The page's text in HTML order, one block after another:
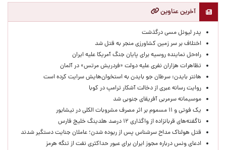
آخرین عناوین
پدر لیونل مسی درگذشت
اختلاف بر سر زمین کشاورزی منجر به قتل شد
راه‌حل نماینده روسیه برای پایان جنگ آمریکا علیه ایران
تظاهرات هزاران نفری علیه دولت «فردریش مرتس» در آلمان
هانتر بایدن: سرطان جو بایدن به استخوان‌هایش سرایت کرده است
روایت رسانه عبری از دخالت آشکار ترامپ در کوبا
موسیمانه سرمربی آفریقای جنوبی شد
یک فوتی و ۱۱ مسموم بر اثر مصرف مشروبات الکلی در نیشابور
ناگفته‌های قربانزاده از واگذاری ۱۲ درصد هلدینگ خلیج فارس
قتل هولناک مداح سرشناس پس از ربوده شدن؛ عاملان جنایت دستگیر شدند
ادعای ونس درباره مجوز ایران برای عبور حداکثری نفت از تنگه هرمز